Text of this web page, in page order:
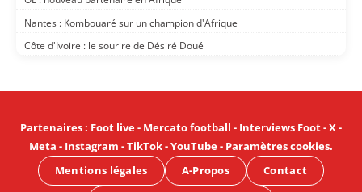
Nantes : Kombouaré sur un champion d'Afrique
Côte d'Ivoire : le sourire de Désiré Doué
Partenaires: Foot live- Mercato football - Interviews Foot-X-
Meta - Instagram -TikTok-YouTube- Paramètres cookies.
Mentions légales
A-Propos Contact